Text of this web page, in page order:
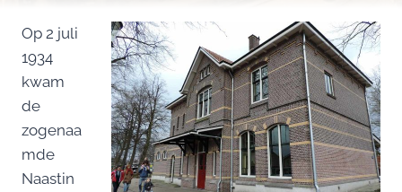
Op 2 juli
1934
kwam
de
zogenaa
mde
Naastin